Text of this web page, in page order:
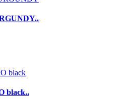
black..